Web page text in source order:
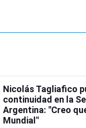
Nicolás Tagliafico
continuidad en la
Argentina: "Creo
Mundial"